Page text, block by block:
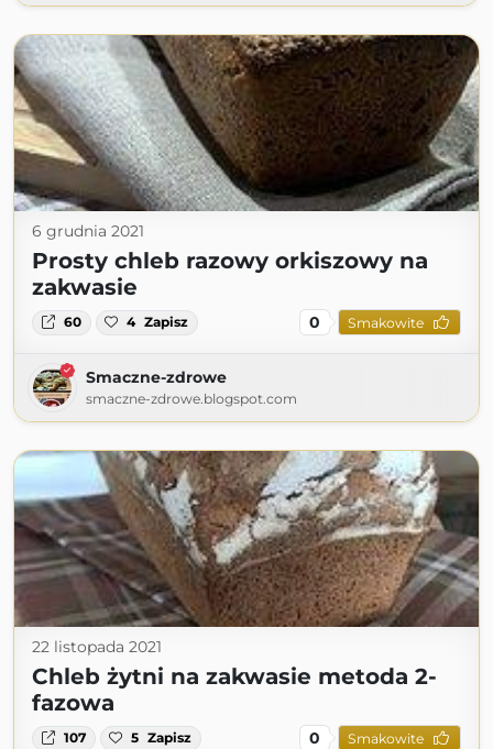
6 grudnia 2021
Prosty chleb razowy orkiszowy na
zakwasie
60 4 Zapisz 0 Smakowite
Smaczne-zdrowe
smaczne-zdrowe.blogspot.com
22 listopada 2021
Chleb żytni na zakwasie metoda 2-
fazowa
107 5 Zapisz 0 Smakowite